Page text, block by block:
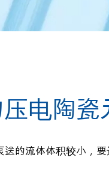
电陶瓷
的流体体积较小，